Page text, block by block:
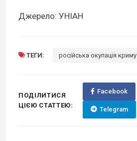
Джерело: УНІАН
ТЕГИ: російська окупація криму
ПОДІЛИТИСЯ
ЦІЄЮ СТАТТЕЮ:
Facebook
Telegram